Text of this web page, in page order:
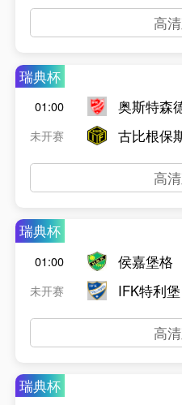
高
瑞典杯
01:00
未开赛
奥斯特森
古比根保
高
瑞典杯
01:00
未开赛
侯嘉堡格
IFK特利堡
高
瑞典杯